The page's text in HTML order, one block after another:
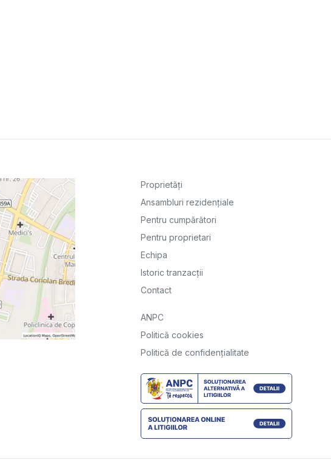
Proprietăți
Ansambluri rezidențiale
Pentru cumpărători
Pentru proprietari
Echipa
Istoric tranzacții
Contact
ANPC
Politică cookies
Politică de confidențialitate